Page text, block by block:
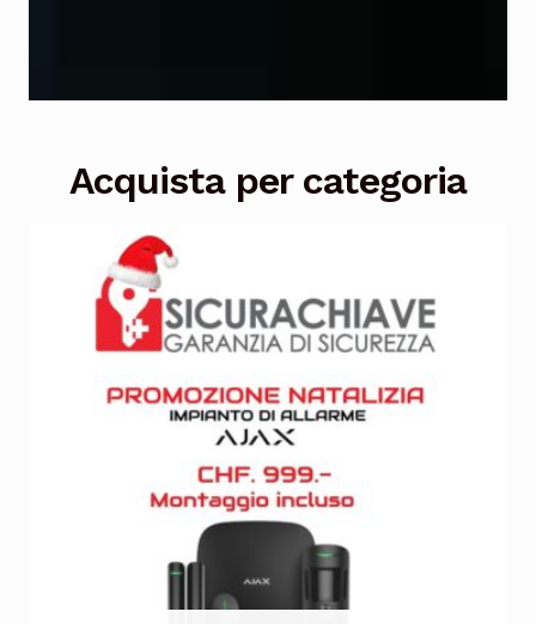
Acquista per categoria